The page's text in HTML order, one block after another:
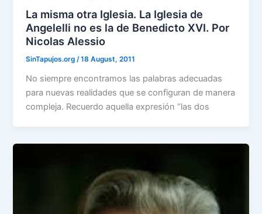
La misma otra Iglesia. La Iglesia de
Angelelli no es la de Benedicto XVI. Por
Nicolas Alessio
SinTapujos.org /18 August, 2011
No siempre encontramos las palabras adecuadas
para nuevas realidades que se configuran de manera
compleja. Recuerdo aquella expresión “las dos